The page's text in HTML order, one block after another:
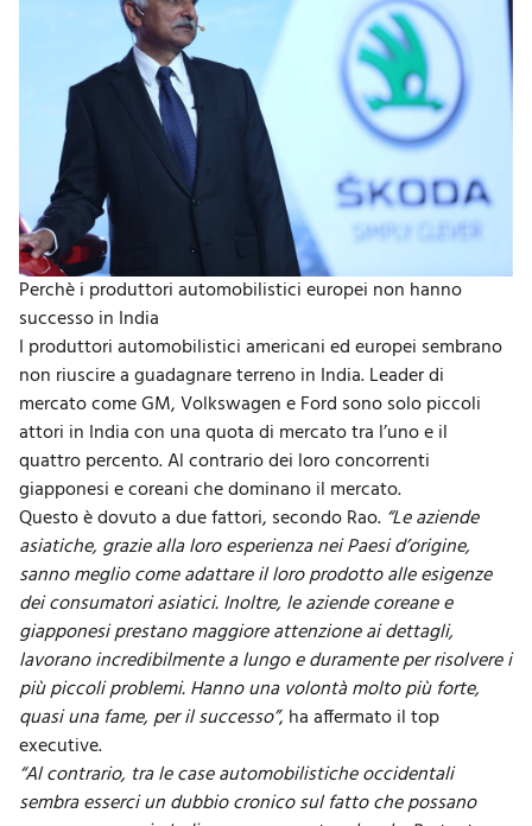
Perchè i produttori automobilistici europei non hanno
successo in India
I produttori automobilistici americani ed europei sembrano
non riuscire a guadagnare terreno in India. Leader di
mercato come GM, Volkswagen e Ford sono solo piccoli
attori in India con una quota di mercato tra l’uno e il
quattro percento. Al contrario dei loro concorrenti
giapponesi e coreani che dominano il mercato.
Questo è dovuto a due fattori, secondo Rao. “Le aziende
asiatiche, grazie alla loro esperienza nei Paesi d’origine,
sanno meglio come adattare il loro prodotto alle esigenze
dei consumatori asiatici. Inoltre, le aziende coreane e
giapponesi prestano maggiore attenzione ai dettagli,
lavorano incredibilmente a lungo e duramente per risolvere i
più piccoli problemi. Hanno una volontà molto più forte,
quasi una fame, per il successo”, ha affermato il top
executive.
“Al contrario, tra le case automobilistiche occidentali
sembra esserci un dubbio cronico sul fatto che possano